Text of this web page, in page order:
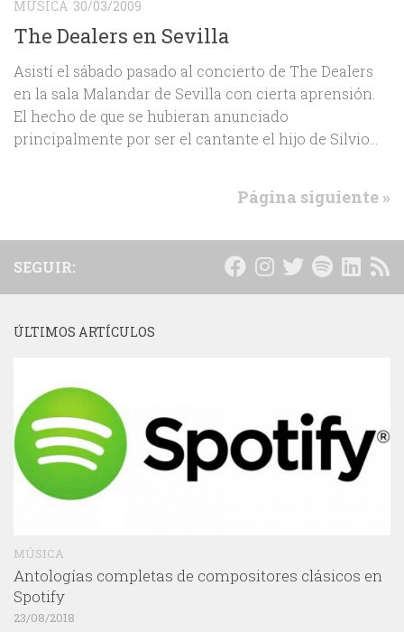
MÚSICA 30/03/2009
The Dealers en Sevilla
Asistí el sábado pasado al concierto de The Dealers
en la sala Malandar de Sevilla con cierta aprensión.
El hecho de que se hubieran anunciado
principalmente por ser el cantante el hijo de Silvio...
Página siguiente »
SEGUIR:
ÚLTIMOS ARTÍCULOS
MÚSICA
Antologías completas de compositores clásicos en
Spotify
23/08/2018